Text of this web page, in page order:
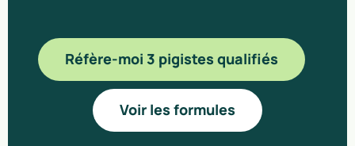
Réfère-moi 3 pigistes qualifiés
Voir les formules